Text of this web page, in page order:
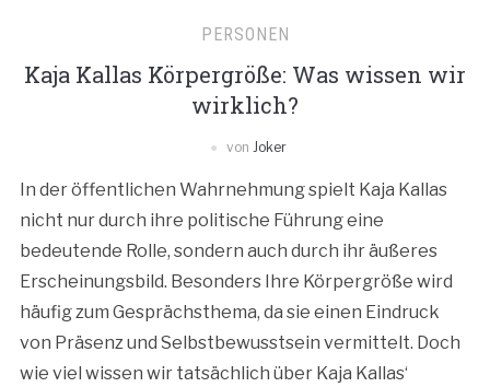
PERSONEN
Kaja Kallas Körpergröße: Was wissen wir
wirklich?
von Joker
In der öffentlichen Wahrnehmung spielt Kaja Kallas
nicht nur durch ihre politische Führung eine
bedeutende Rolle, sondern auch durch ihr äußeres
Erscheinungsbild. Besonders Ihre Körpergröße wird
häufig zum Gesprächsthema, da sie einen Eindruck
von Präsenz und Selbstbewusstsein vermittelt. Doch
wie viel wissen wir tatsächlich über Kaja Kallas‘